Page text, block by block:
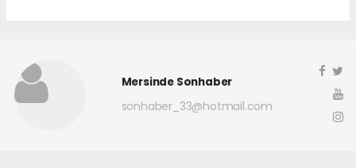
Mersinde Sonhaber
sonhaber_33@hotmail.com